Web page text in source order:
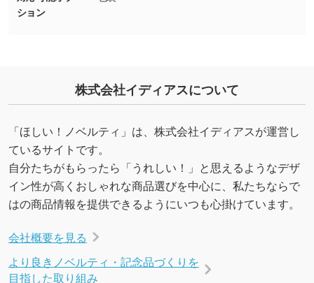
を生成してほしい
ション
株式会社イディアスについて
「ほしい！ノベルティ」は、株式会社イディアスが運営し
ているサイトです。
自分たちがもらったら「うれしい！」と思えるようなデザ
イン性が高くおしゃれな商品選びを中心に、私たちならで
はの商品情報を提供できるようにいつも心掛けています。
会社概要を見る
より良きノベルティ・記念品づくりを
目指した取り組み